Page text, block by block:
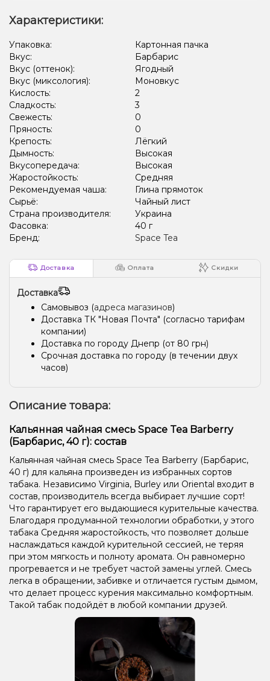
Характеристики:
Упаковка:
Картонная пачка
Вкус:
Барбарис
Вкус (оттенок):
Ягодный
Вкус (миксология):
Моновкус
Кислость:
2
Сладкость:
3
Свежесть:
0
Пряность:
0
Крепость:
Лёгкий
Дымность:
Высокая
Вкусопередача:
Высокая
Жаростойкость:
Средняя
Рекомендуемая чаша:
Глина прямоток
Сырьё:
Чайный лист
Страна производителя:
Украина
Фасовка:
40 г
Бренд:
Space Tea
Доставка Оплата Скидки
Доставка
Самовывоз (адреса магазинов)
Доставка ТК "Новая Почта" (согласно тарифам
компании)
Доставка по городу Днепр (от 80 грн)
Срочная доставка по городу (в течении двух
часов)
Описание товара:
Кальянная чайная смесь Space Tea Barberry
(Барбарис, 40 г): состав
Кальянная чайная смесь Space Tea Barberry (Барбарис,
40 г) для кальяна произведен из избранных сортов
табака. Независимо Virginia, Burley или Oriental входит в
состав, производитель всегда выбирает лучшие сорт!
Что гарантирует его выдающиеся курительные качества.
Благодаря продуманной технологии обработки, у этого
табака Средняя жаростойкость, что позволяет дольше
наслаждаться каждой курительной сессией, не теряя
при этом мягкость и полноту аромата. Он равномерно
прогревается и не требует частой замены углей. Смесь
легка в обращении, забивке и отличается густым дымом,
что делает процесс курения максимально комфортным.
Такой табак подойдёт в любой компании друзей.